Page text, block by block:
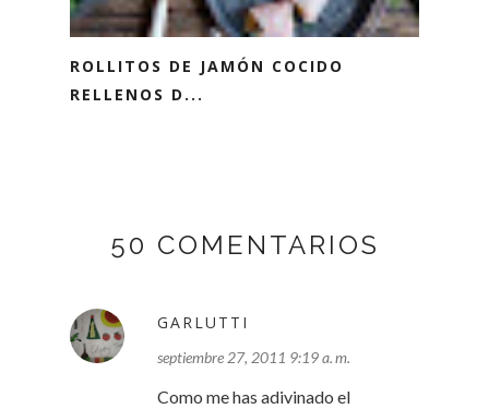
ROLLITOS DE JAMÓN COCIDO
RELLENOS D...
50 COMENTARIOS
GARLUTTI
septiembre 27, 2011 9:19 a. m.
Como me has adivinado el